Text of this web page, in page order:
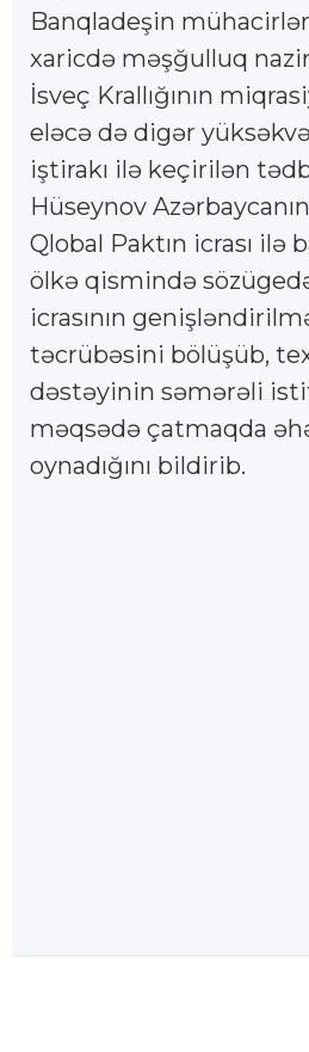
Banqladeşin
xaricdə məşğulluq
İsveç Krallığının
eləcə də digər
iştirakı ilə keçirilən
Hüseynov
Qlobal Paktın icrası ilə
ölkə qismində
icrasının
təcrübəsini bölüşüb,
dəstəyinin səmərəli
məqsədə çatmaqda
oynadığını bildirib.